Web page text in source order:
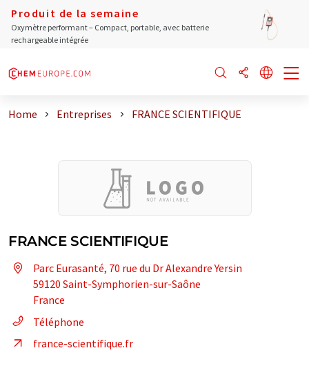
Produit de la semaine
Oxymètre performant – Compact, portable, avec batterie
rechargeable intégrée
Home Entreprises FRANCE SCIENTIFIQUE
FRANCE SCIENTIFIQUE
Parc Eurasanté, 70 rue du Dr Alexandre Yersin
59120 Saint-Symphorien-sur-Saône
France
Téléphone
france-scientifique.fr